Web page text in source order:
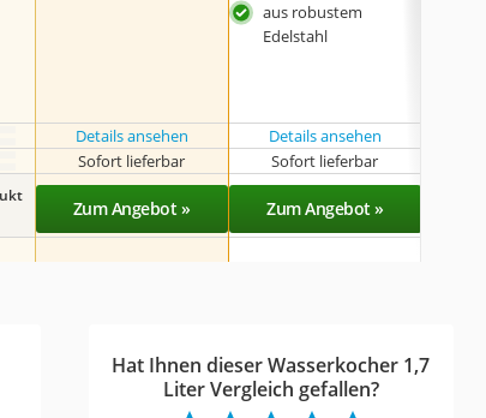
aus robustem
Edelstahl
Details ansehen
Details ansehen
Sofort lieferbar Sofort lieferbar
Zum Angebot » Zum Angebot »
Hat Ihnen dieser Wasserkocher 1,7
Liter Vergleich gefallen?